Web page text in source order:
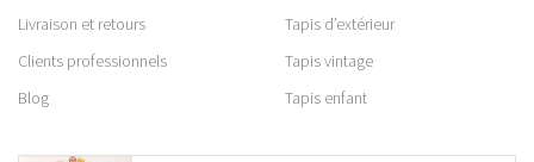
Livraison et retours
Clients professionnels
Blog
Tapis d’extérieur
Tapis vintage
Tapis enfant